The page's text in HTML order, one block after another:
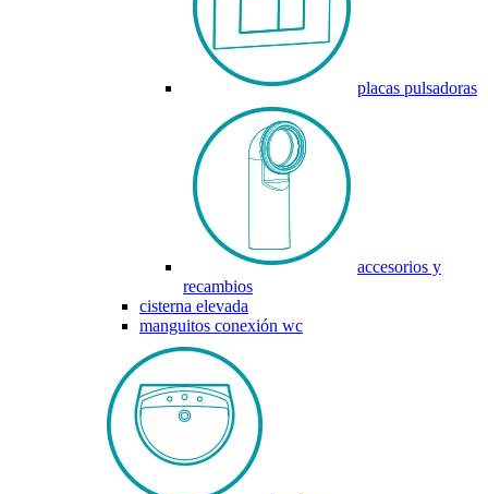
placas pulsadoras
accesorios y
recambios
cisterna elevada
manguitos conexión wc